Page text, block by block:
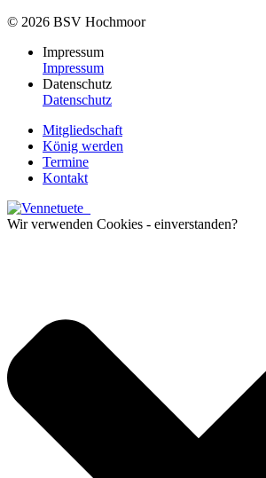
© 2026 BSV Hochmoor
Impressum
Impressum
Datenschutz
Datenschutz
Mitgliedschaft
König werden
Termine
Kontakt
Wir verwenden Cookies - einverstanden?